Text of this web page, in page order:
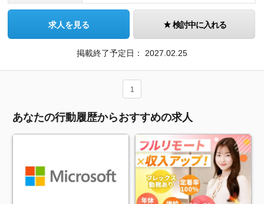
求人を見る 検討中に入れる
掲載終了予定日： 2027.02.25
1
あなたの行動履歴からおすすめの求人